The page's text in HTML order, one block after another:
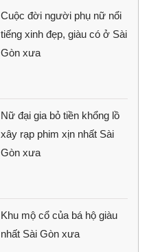
Cuộc đời người phụ nữ nổi
tiếng xinh đẹp, giàu có ở Sài
Gòn xưa
Nữ đại gia bỏ tiền khổng lồ
xây rạp phim xịn nhất Sài
Gòn xưa
Khu mộ cổ của bá hộ giàu
nhất Sài Gòn xưa